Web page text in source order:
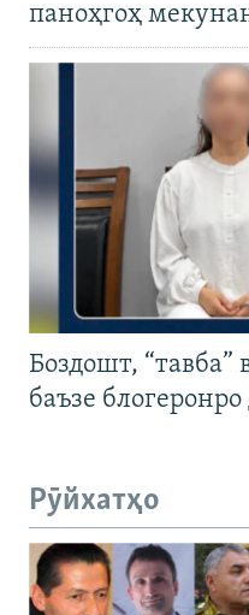
паноҳгоҳ
Боздошт, “тавба”
баъзе
Рӯйхатҳо